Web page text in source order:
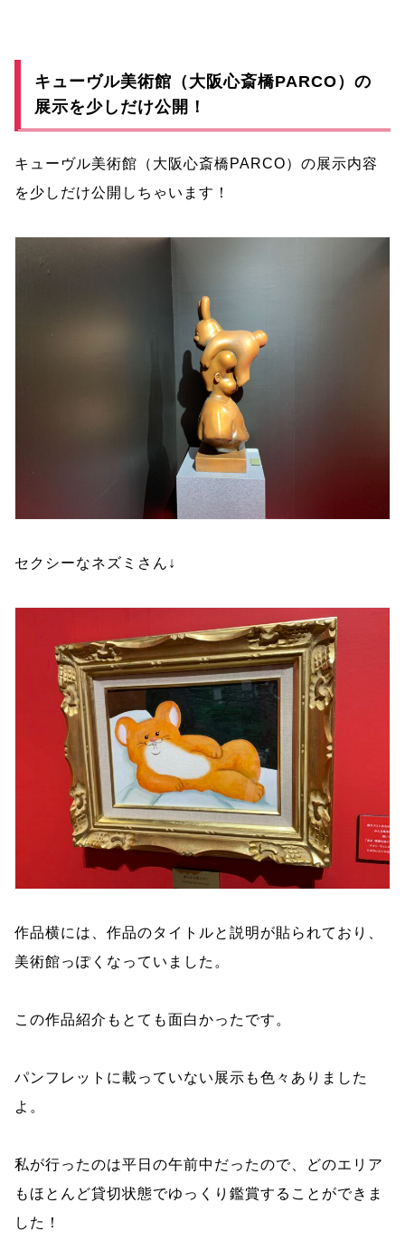
キューヴル美術館（大阪心斎橋PARCO）の
展示を少しだけ公開！
キューヴル美術館（大阪心斎橋PARCO）の展示内容
を少しだけ公開しちゃいます！
セクシーなネズミさん↓
作品横には、作品のタイトルと説明が貼られており、
美術館っぽくなっていました。
この作品紹介もとても面白かったです。
パンフレットに載っていない展示も色々ありました
よ。
私が行ったのは平日の午前中だったので、どのエリア
もほとんど貸切状態でゆっくり鑑賞することができま
した！